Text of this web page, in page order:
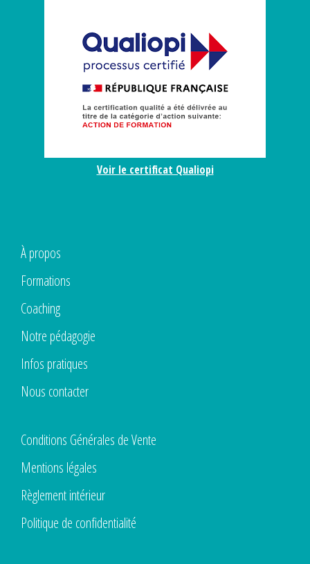
Voir le certificat Qualiopi
À propos
Formations
Coaching
Notre pédagogie
Infos pratiques
Nous contacter
Conditions Générales de Vente
Mentions légales
Règlement intérieur
Politique de confidentialité